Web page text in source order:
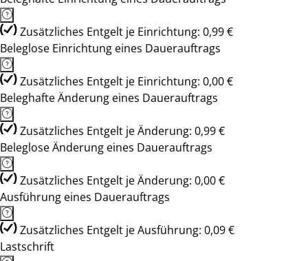
Zusätzliches Entgelt je Einrichtung: 0,99 €
Beleglose Einrichtung eines Dauerauftrags
Zusätzliches Entgelt je Einrichtung: 0,00 €
Beleghafte Änderung eines Dauerauftrags
Zusätzliches Entgelt je Änderung: 0,99 €
Beleglose Änderung eines Dauerauftrags
Zusätzliches Entgelt je Änderung: 0,00 €
Ausführung eines Dauerauftrags
Zusätzliches Entgelt je Ausführung: 0,09 €
Lastschrift